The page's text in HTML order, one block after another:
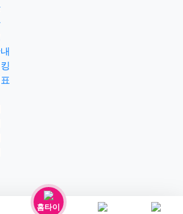
홈타이